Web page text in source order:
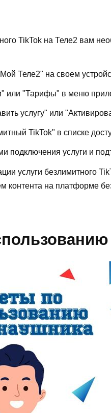
TikTok на Теле2 вам
Теле2" на своем
или "Тарифы" в меню
услугу" или
TikTok" в списке
подключения услуги и
услуги безлимитного
контента на платформе